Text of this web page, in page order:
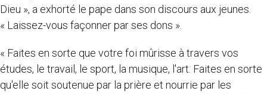
Dieu », a exhorté le pape dans son discours aux jeunes.
« Laissez-vous façonner par ses dons ».
« Faites en sorte que votre foi mûrisse à travers vos
études, le travail, le sport, la musique, l'art. Faites en sorte
qu'elle soit soutenue par la prière et nourrie par les